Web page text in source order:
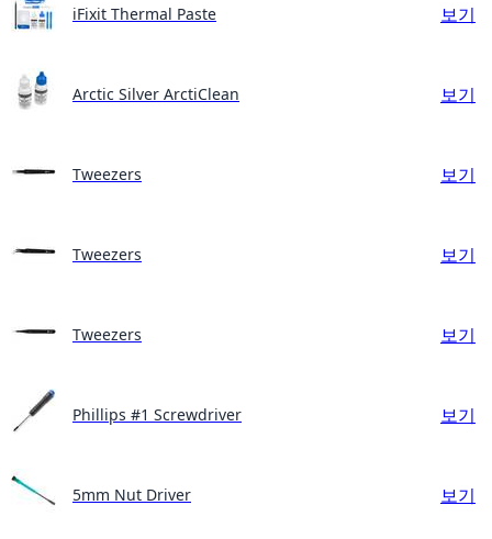
iFixit Thermal Paste 보기
Arctic Silver ArctiClean 보기
Tweezers 보기
Tweezers 보기
Tweezers 보기
Phillips #1 Screwdriver 보기
5mm Nut Driver 보기